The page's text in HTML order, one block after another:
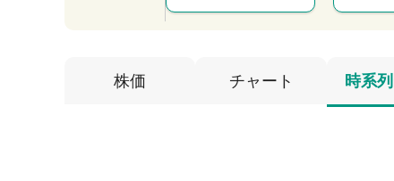
株価 チャート 時系